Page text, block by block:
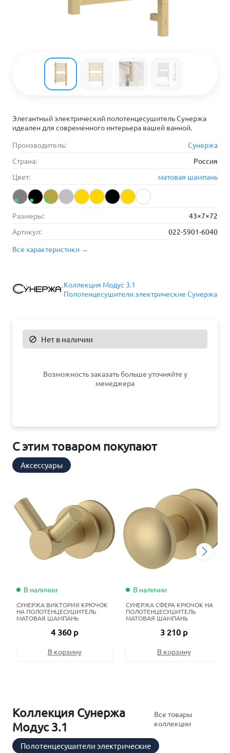
Элегантный электрический полотенцесушитель Сунержа
идеален для современного интерьера вашей ванной.
Производитель:
Сунержа
Страна:
Россия
Цвет:
матовая шампань
Размеры:
43×7×72
Артикул:
022-5901-6040
Все характеристики →
Коллекция Модус 3.1
Полотенцесушители электрические Сунержа
 Нет в наличии
Возможность заказать больше уточняйте у
менеджера
С этим товаром покупают
Аксессуары
В наличии
СУНЕРЖА ВИКТОРИЯ КРЮЧОК
НА ПОЛОТЕНЦЕСУШИТЕЛЬ
МАТОВАЯ ШАМПАНЬ
4 360 р
В корзину
В наличии
СУНЕРЖА СФЕРА КРЮЧОК НА
ПОЛОТЕНЦЕСУШИТЕЛЬ
МАТОВАЯ ШАМПАНЬ
3 210 р
В корзину
Коллекция Сунержа
Модус 3.1
Все товары
коллекции
Полотенцесушители электрические